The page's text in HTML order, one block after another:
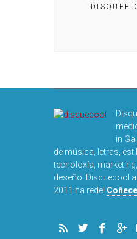
in
de música, letras,
tecnoloxía,